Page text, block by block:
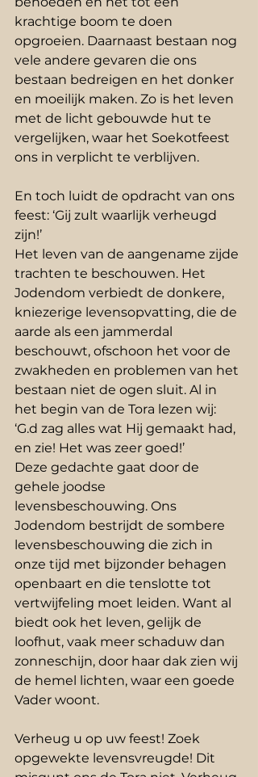
krachtige boom te doen
opgroeien. Daarnaast bestaan nog
vele andere gevaren die ons
bestaan bedreigen en het donker
en moeilijk maken. Zo is het leven
met de licht gebouwde hut te
vergelijken, waar het Soekotfeest
ons in verplicht te verblijven.
En toch luidt de opdracht van ons
feest: ‘Gij zult waarlijk verheugd
zijn!’
Het leven van de aangename zijde
trachten te beschouwen. Het
Jodendom verbiedt de donkere,
kniezerige levensopvatting, die de
aarde als een jammerdal
beschouwt, ofschoon het voor de
zwakheden en problemen van het
bestaan niet de ogen sluit. Al in
het begin van de Tora lezen wij:
‘G.d zag alles wat Hij gemaakt had,
en zie! Het was zeer goed!’
Deze gedachte gaat door de
gehele joodse
levensbeschouwing. Ons
Jodendom bestrijdt de sombere
levensbeschouwing die zich in
onze tijd met bijzonder behagen
openbaart en die tenslotte tot
vertwijfeling moet leiden. Want al
biedt ook het leven, gelijk de
loofhut, vaak meer schaduw dan
zonneschijn, door haar dak zien wij
de hemel lichten, waar een goede
Vader woont.
Verheug u op uw feest! Zoek
opgewekte levensvreugde! Dit